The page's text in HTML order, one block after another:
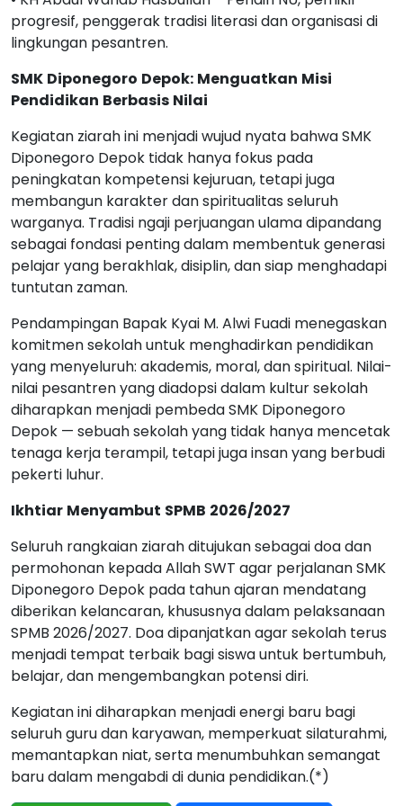
progresif, penggerak tradisi literasi dan organisasi di
lingkungan pesantren.
SMK Diponegoro Depok: Menguatkan Misi
Pendidikan Berbasis Nilai
Kegiatan ziarah ini menjadi wujud nyata bahwa SMK
Diponegoro Depok tidak hanya fokus pada
peningkatan kompetensi kejuruan, tetapi juga
membangun karakter dan spiritualitas seluruh
warganya. Tradisi ngaji perjuangan ulama dipandang
sebagai fondasi penting dalam membentuk generasi
pelajar yang berakhlak, disiplin, dan siap menghadapi
tuntutan zaman.
Pendampingan Bapak Kyai M. Alwi Fuadi menegaskan
komitmen sekolah untuk menghadirkan pendidikan
yang menyeluruh: akademis, moral, dan spiritual. Nilai-
nilai pesantren yang diadopsi dalam kultur sekolah
diharapkan menjadi pembeda SMK Diponegoro
Depok — sebuah sekolah yang tidak hanya mencetak
tenaga kerja terampil, tetapi juga insan yang berbudi
pekerti luhur.
Ikhtiar Menyambut SPMB 2026/2027
Seluruh rangkaian ziarah ditujukan sebagai doa dan
permohonan kepada Allah SWT agar perjalanan SMK
Diponegoro Depok pada tahun ajaran mendatang
diberikan kelancaran, khususnya dalam pelaksanaan
SPMB 2026/2027. Doa dipanjatkan agar sekolah terus
menjadi tempat terbaik bagi siswa untuk bertumbuh,
belajar, dan mengembangkan potensi diri.
Kegiatan ini diharapkan menjadi energi baru bagi
seluruh guru dan karyawan, memperkuat silaturahmi,
memantapkan niat, serta menumbuhkan semangat
baru dalam mengabdi di dunia pendidikan.(*)